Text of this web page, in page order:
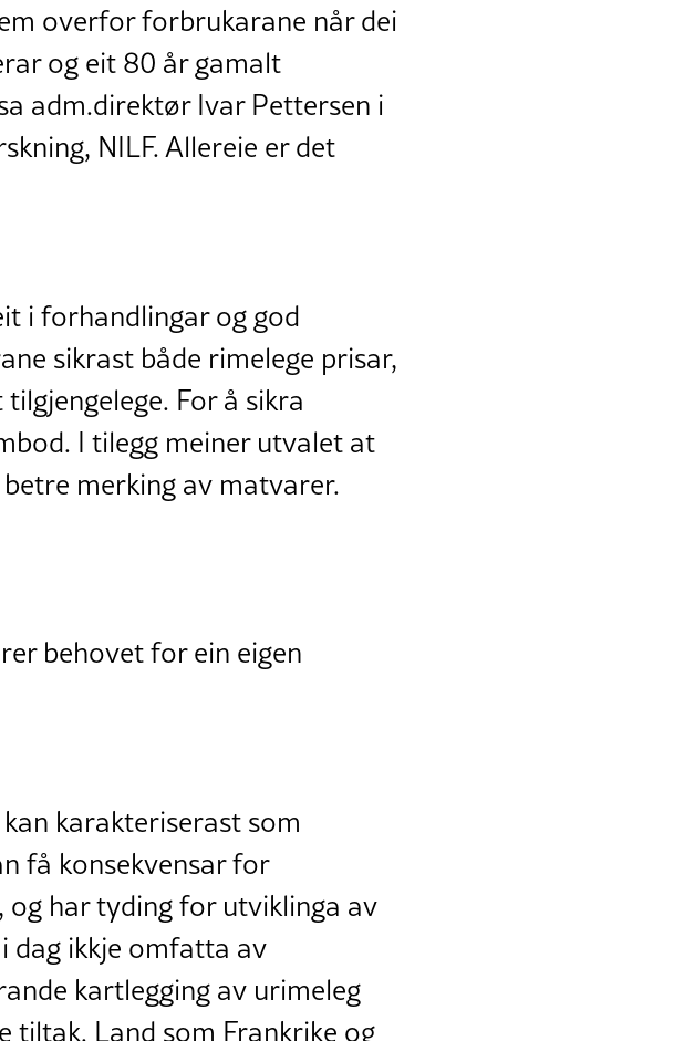
overfor forbrukarane når dei
og eit 80 år gamalt
adm.direktør Ivar Pettersen i
NILF. Allereie er det
i forhandlingar og god
sikrast både rimelege prisar,
For å sikra
I tilegg meiner utvalet at
merking av matvarer.
behovet for ein eigen
karakteriserast som
få konsekvensar for
har tyding for utviklinga av
dag ikkje omfatta av
kartlegging av urimeleg
tiltak. Land som Frankrike og